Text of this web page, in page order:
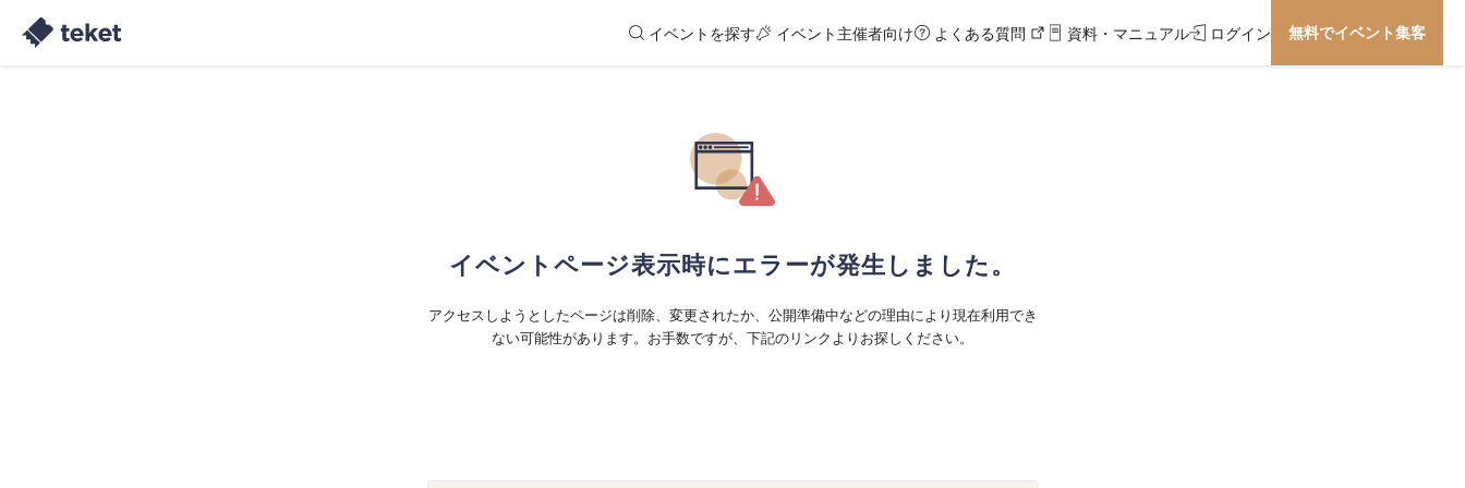
イベントを探す イベント主催者向け よくある質問 資料・マニュアル ログイン 無料でイベント集客
イベントページ表示時にエラーが発生しました。
アクセスしようとしたページは削除、変更されたか、公開準備中などの理由により現在利用でき
ない可能性があります。お手数ですが、下記のリンクよりお探しください。